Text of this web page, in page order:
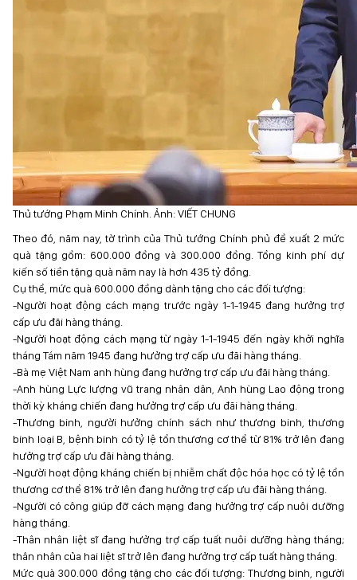
Thủ tướng Phạm Minh Chính. Ảnh: VIẾT CHUNG
Theo đó, năm nay, tờ trình của Thủ tướng Chính phủ đề xuất 2 mức
quà tặng gồm: 600.000 đồng và 300.000 đồng. Tổng kinh phí dự
kiến số tiền tặng quà năm nay là hơn 435 tỷ đồng.
Cụ thể, mức quà 600.000 đồng dành tặng cho các đối tượng:
-Người hoạt động cách mạng trước ngày 1-1-1945 đang hưởng trợ
cấp ưu đãi hàng tháng.
-Người hoạt động cách mạng từ ngày 1-1-1945 đến ngày khởi nghĩa
tháng Tám năm 1945 đang hưởng trợ cấp ưu đãi hàng tháng.
-Bà mẹ Việt Nam anh hùng đang hưởng trợ cấp ưu đãi hàng tháng.
-Anh hùng Lực lượng vũ trang nhân dân, Anh hùng Lao động trong
thời kỳ kháng chiến đang hưởng trợ cấp ưu đãi hàng tháng.
-Thương binh, người hưởng chính sách như thương binh, thương
binh loại B, bệnh binh có tỷ lệ tổn thương cơ thể từ 81% trở lên đang
hưởng trợ cấp ưu đãi hàng tháng.
-Người hoạt động kháng chiến bị nhiễm chất độc hóa học có tỷ lệ tổn
thương cơ thể 81% trở lên đang hưởng trợ cấp ưu đãi hàng tháng.
-Người có công giúp đỡ cách mạng đang hưởng trợ cấp nuôi dưỡng
hàng tháng.
-Thân nhân liệt sĩ đang hưởng trợ cấp tuất nuôi dưỡng hàng tháng;
thân nhân của hai liệt sĩ trở lên đang hưởng trợ cấp tuất hàng tháng.
Mức quà 300.000 đồng tặng cho các đối tượng: Thương binh, người